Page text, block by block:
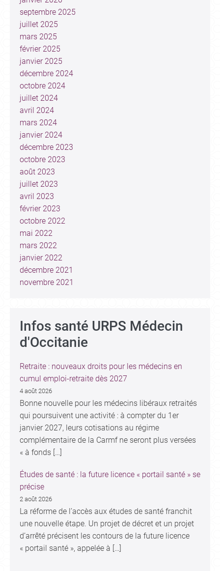
septembre 2025
juillet 2025
mars 2025
février 2025
janvier 2025
décembre 2024
octobre 2024
juillet 2024
avril 2024
mars 2024
janvier 2024
décembre 2023
octobre 2023
août 2023
juillet 2023
avril 2023
février 2023
octobre 2022
mai 2022
mars 2022
janvier 2022
décembre 2021
novembre 2021
Infos santé URPS Médecin
d'Occitanie
Retraite : nouveaux droits pour les médecins en
cumul emploi-retraite dès 2027
4 août 2026
Bonne nouvelle pour les médecins libéraux retraités
qui poursuivent une activité : à compter du 1er
janvier 2027, leurs cotisations au régime
complémentaire de la Carmf ne seront plus versées
« à fonds […]
Études de santé : la future licence « portail santé » se
précise
2 août 2026
La réforme de l’accès aux études de santé franchit
une nouvelle étape. Un projet de décret et un projet
d’arrêté précisent les contours de la future licence
« portail santé », appelée à […]